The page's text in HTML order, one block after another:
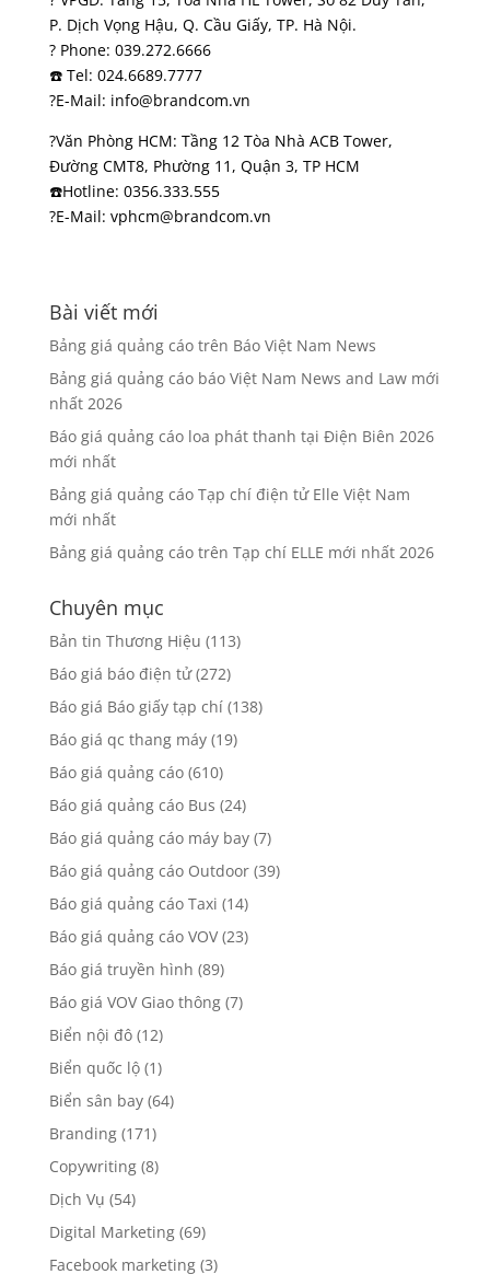
P. Dịch Vọng Hậu, Q. Cầu Giấy, TP. Hà Nội.
? Phone: 039.272.6666
☎️ Tel: 024.6689.7777
?E-Mail: info@brandcom.vn
?Văn Phòng HCM: Tầng 12 Tòa Nhà ACB Tower,
Đường CMT8, Phường 11, Quận 3, TP HCM
☎️Hotline: 0356.333.555
?E-Mail: vphcm@brandcom.vn
Bài viết mới
Bảng giá quảng cáo trên Báo Việt Nam News
Bảng giá quảng cáo báo Việt Nam News and Law mới
nhất 2026
Báo giá quảng cáo loa phát thanh tại Điện Biên 2026
mới nhất
Bảng giá quảng cáo Tạp chí điện tử Elle Việt Nam
mới nhất
Bảng giá quảng cáo trên Tạp chí ELLE mới nhất 2026
Chuyên mục
Bản tin Thương Hiệu (113)
Báo giá báo điện tử(272)
Báo giá Báo giấy tạp chí(138)
Báo giá qc thang máy(19)
Báo giá quảng cáo(610)
Báo giá quảng cáo Bus (24)
Báo giá quảng cáo máy bay(7)
Báo giá quảng cáo Outdoor(39)
Báo giá quảng cáo Taxi (14)
Báo giá quảng cáo VOV(23)
Báo giá truyền hình (89)
Báo giá VOV Giao thông(7)
Biển nội đô(12)
Biển quốc lộ(1)
Biển sân bay(64)
Branding(171)
Copywriting(8)
Dịch Vụ (54)
Digital Marketing(69)
Facebook marketing(3)